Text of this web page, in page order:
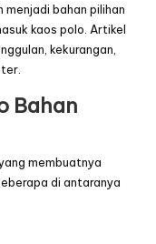
bahan pilihan
kaos polo. Artikel
kekurangan,
Bahan
membuatnya
di antaranya